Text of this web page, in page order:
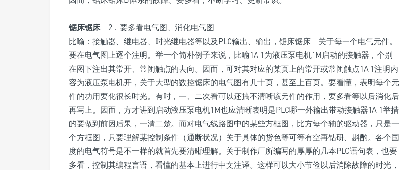
锯床锯床2．要多看电气图、消化电气图
比喻：接触器、继电器、时光继电器等以及PLC输出、输出，锯床锯床 关于每一个电气元件。
要在电气图上逐个注明。举一个简朴例子来说，比喻1A 1为液压泵电机1M启动的接触器，个别
在图下注出其常开、常闭触点的去向。因而，可对其对应的某页上的常开或常闭触点1A 1注明内
容为液压泵电机开，关于大型的数控锯床的电气图有几十页，甚至上百页。要看懂，表明每个元
件的功用要化很长时光。有时，一、二次看可以还搞不清晰该元件的作用，要多看等以后消化后
再写上。因而，方才讲到启动液压泵电机1M也应清晰表明是PLC哪一外输出带动接触器1A 1举措
的要做到前因后果，一清二楚。而对电气线路图中的某些方框图，比方每个轴的驱动器，只是一
个方框图，只要理解某控制条件（通断状况）关于具体的货色等可等有空再钻研、斟酌。各个国
度的电气符号是不一样的就首先要清晰理解。关于制作厂所编写的厚厚的几本PLC语句表，也要
多看，控制其编程言语，看懂的基本上进行中文注译。这样可以大小节俭以后消除故障的时光，